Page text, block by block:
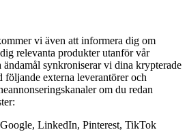
vi även att informera dig om
relevanta produkter utanför vår
ändamål synkroniserar vi dina krypterade
följande externa leverantörer och
om du redan
LinkedIn, Pinterest, TikTok